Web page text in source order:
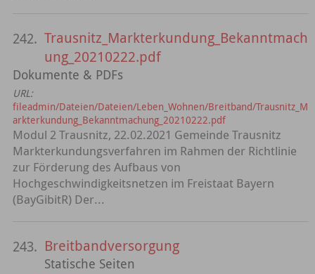
242. Trausnitz_Markterkundung_Bekanntmach
ung_20210222.pdf
Dokumente & PDFs
URL:
fileadmin/Dateien/Dateien/Leben_Wohnen/Breitband/Trausnitz_M
arkterkundung_Bekanntmachung_20210222.pdf
Modul 2 Trausnitz, 22.02.2021 Gemeinde Trausnitz
Markterkundungsverfahren im Rahmen der Richtlinie
zur Förderung des Aufbaus von
Hochgeschwindigkeitsnetzen im Freistaat Bayern
(BayGibitR) Der...
243. Breitbandversorgung
Statische Seiten